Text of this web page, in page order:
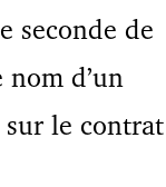
seconde de
d’un
le contrat